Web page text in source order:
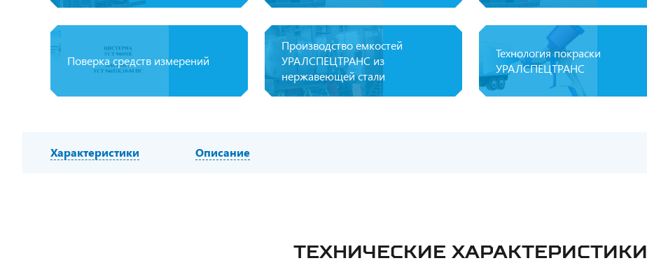
Поверка средств измерений
Производство емкостей
УРАЛСПЕЦТРАНС из
нержавеющей стали
Технология покраски
УРАЛСПЕЦТРАНС
Характеристики Описание
ТЕХНИЧЕСКИЕ ХАРАКТЕРИСТИКИ